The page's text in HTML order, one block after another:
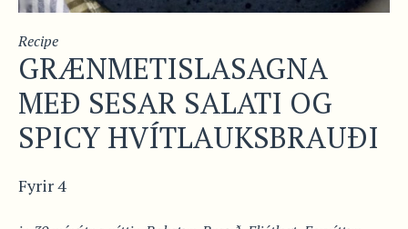
Recipe
GRÆNMETISLASAGNA
MEÐ SESAR SALATI OG
SPICY HVÍTLAUKSBRAUÐI
Fyrir 4